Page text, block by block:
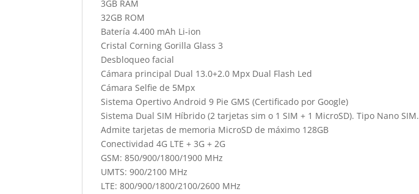
3GB RAM
32GB ROM
Batería 4.400 mAh Li-ion
Cristal Corning Gorilla Glass 3
Desbloqueo facial
Cámara principal Dual 13.0+2.0 Mpx Dual Flash Led
Cámara Selfie de 5Mpx
Sistema Opertivo Android 9 Pie GMS (Certificado por Google)
Sistema Dual SIM Híbrido (2 tarjetas sim o 1 SIM + 1 MicroSD). Tipo Nano SIM.
Admite tarjetas de memoria MicroSD de máximo 128GB
Conectividad 4G LTE + 3G + 2G
GSM: 850/900/1800/1900 MHz
UMTS: 900/2100 MHz
LTE: 800/900/1800/2100/2600 MHz